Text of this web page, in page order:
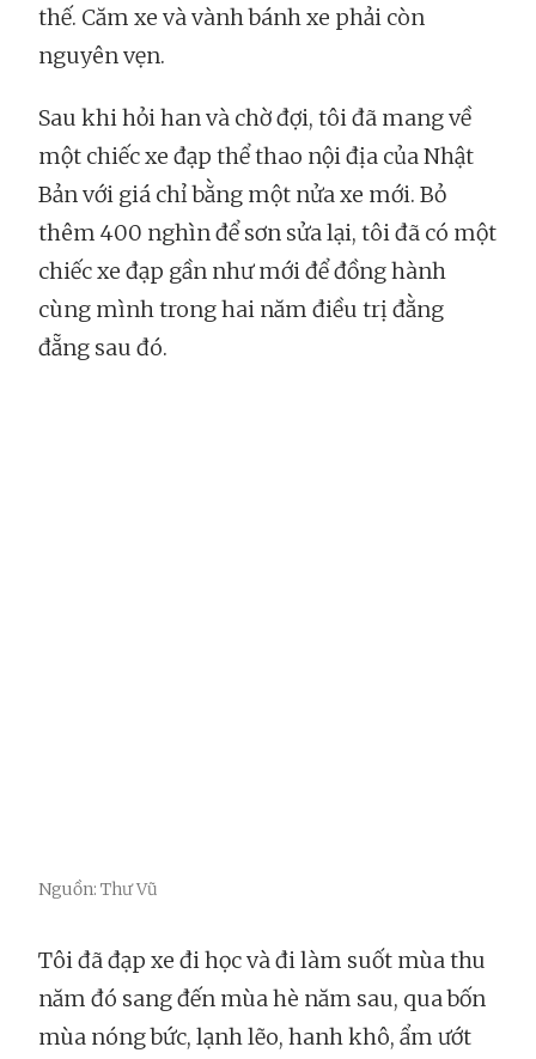
thế. Căm xe và vành bánh xe phải còn
nguyên vẹn.
Sau khi hỏi han và chờ đợi, tôi đã mang về
một chiếc xe đạp thể thao nội địa của Nhật
Bản với giá chỉ bằng một nửa xe mới. Bỏ
thêm 400 nghìn để sơn sửa lại, tôi đã có một
chiếc xe đạp gần như mới để đồng hành
cùng mình trong hai năm điều trị đằng
đẵng sau đó.
Nguồn: Thư Vũ
Tôi đã đạp xe đi học và đi làm suốt mùa thu
năm đó sang đến mùa hè năm sau, qua bốn
mùa nóng bức, lạnh lẽo, hanh khô, ẩm ướt